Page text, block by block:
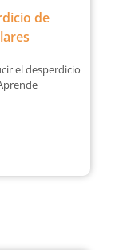
de
el desperdicio